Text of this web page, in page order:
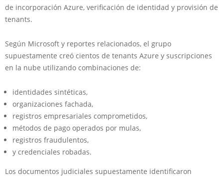
de incorporación Azure, verificación de identidad y provisión de
tenants.
Según Microsoft y reportes relacionados, el grupo
supuestamente creó cientos de tenants Azure y suscripciones
en la nube utilizando combinaciones de:
identidades sintéticas,
organizaciones fachada,
registros empresariales comprometidos,
métodos de pago operados por mulas,
registros fraudulentos,
y credenciales robadas.
Los documentos judiciales supuestamente identificaron